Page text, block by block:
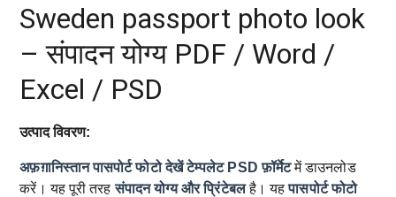
Sweden passport photo look
– संपादन योग्य PDF / Word /
Excel / PSD
उत्पाद विवरण:
अफ़ग़ानिस्तान पासपोर्ट फोटो देखें टेम्पलेट PSD फ़ॉर्मेटमें डाउनलोड
करें। यह पूरी तरहसंपादन योग्य और प्रिंटेबलहै। यहपासपोर्ट फोटो